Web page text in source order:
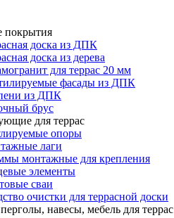
покрытия
доска из ДПК
доска из дерева
для террас 20 мм
фасады из ДПК
из ДПК
брус
для террас
опоры
лаги
монтажные для крепления
элементы
сваи
очистки для террасной доски
навесы, мебель для террас